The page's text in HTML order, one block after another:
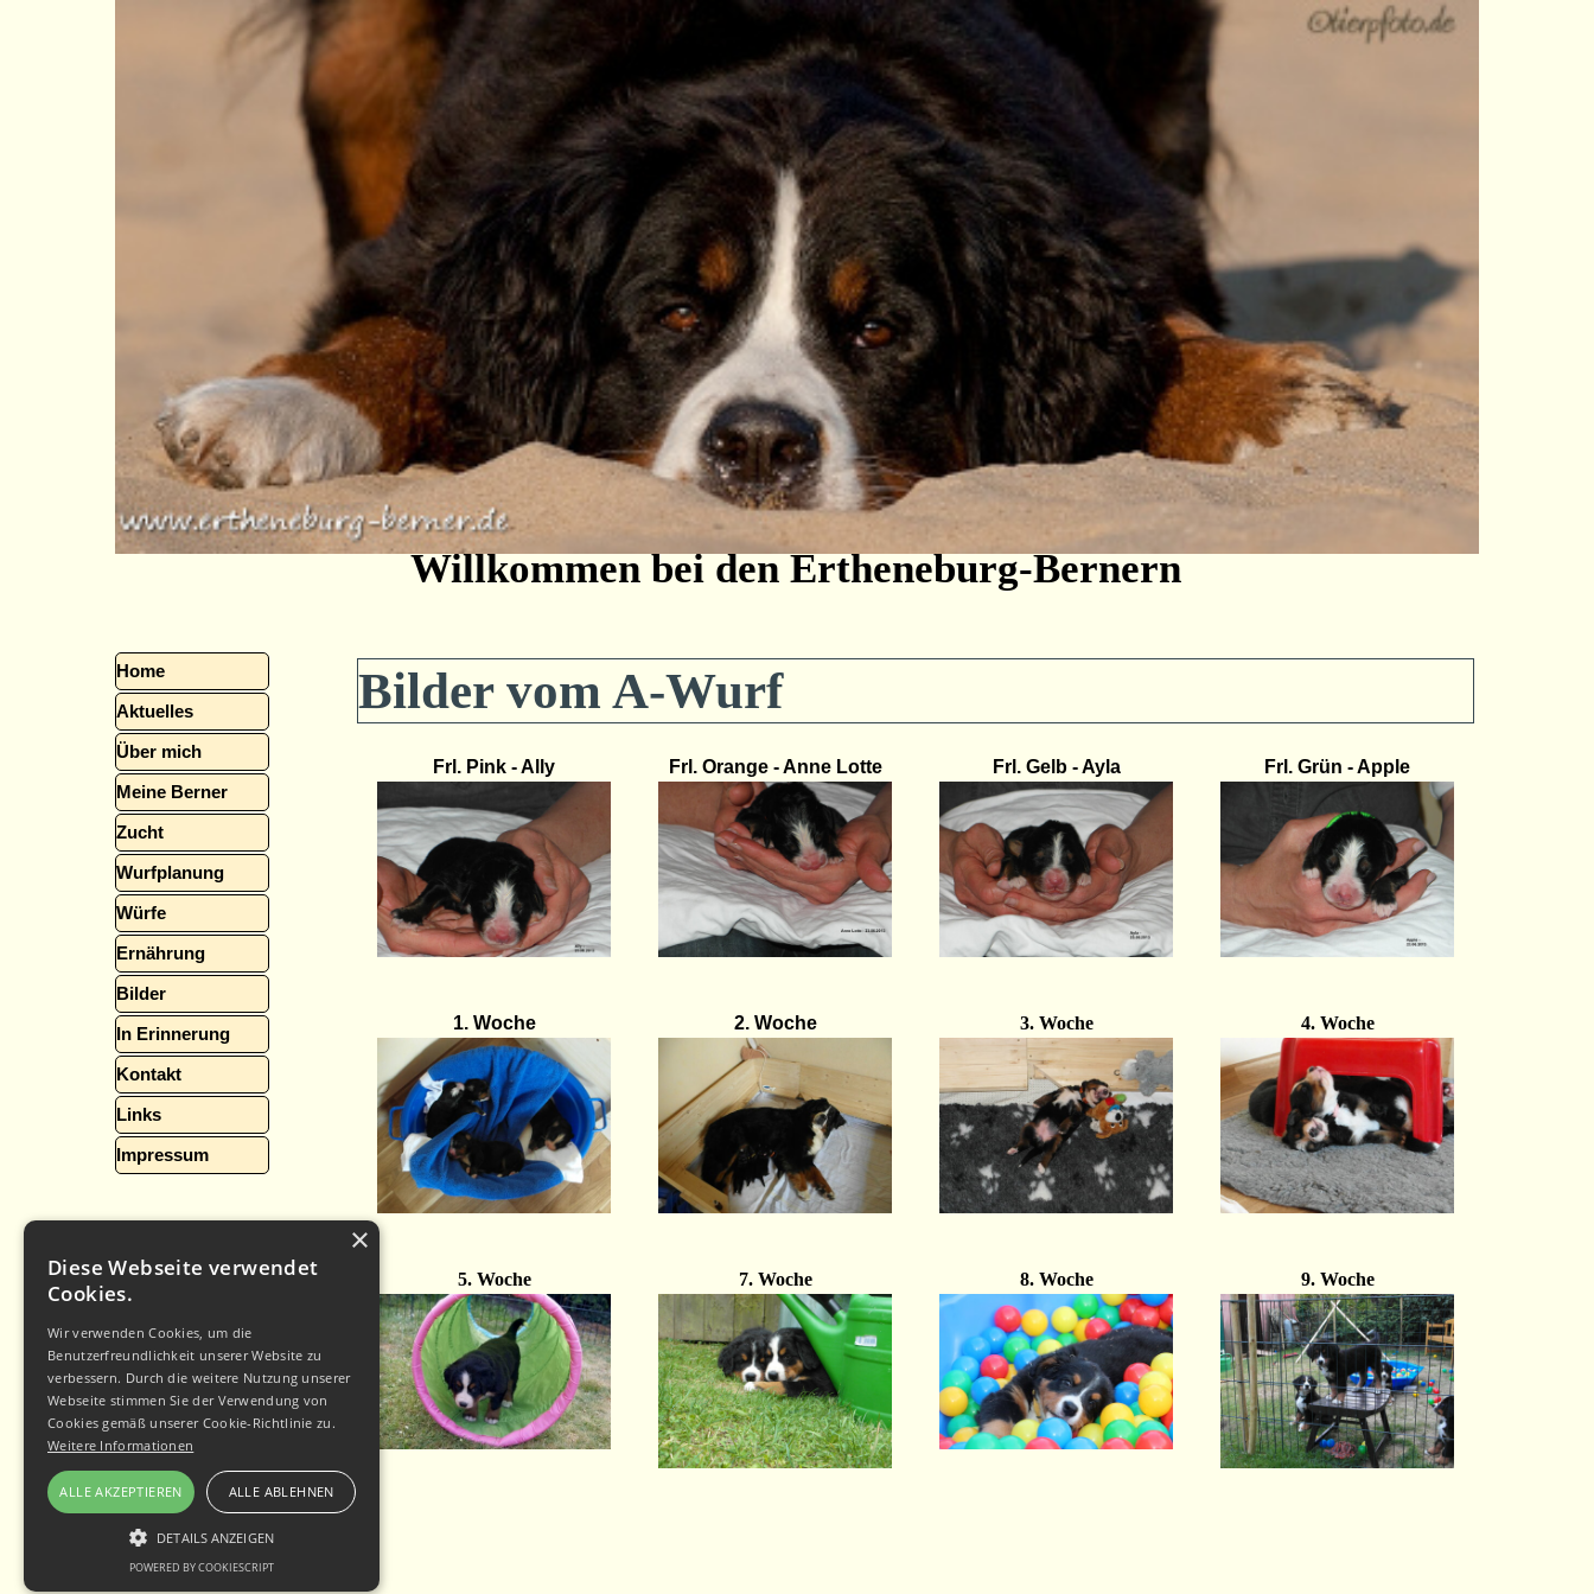
Willkommen bei den Ertheneburg-Bernern
Menü überspringen
Home
Aktuelles
Über mich
Meine Berner
Zucht
Wurfplanung
Würfe
Ernährung
Bilder
In Erinnerung
Kontakt
Links
Impressum
Bilder vom A-Wurf
Frl. Pink - Ally Frl. Orange - Anne Lotte Frl. Gelb - Ayla Frl. Grün - Apple
1. Woche 2. Woche 3. Woche 4. Woche
5. Woche 7. Woche 8. Woche 9. Woche
×
Diese Webseite verwendet
Cookies.
Wir verwenden Cookies, um die
Benutzerfreundlichkeit unserer Website zu
verbessern. Durch die weitere Nutzung unserer
Webseite stimmen Sie der Verwendung von
Cookies gemäß unserer Cookie-Richtlinie zu.
Weitere Informationen
ALLE AKZEPTIEREN ALLE ABLEHNEN
DETAILS ANZEIGEN
POWERED BY COOKIESCRIPT